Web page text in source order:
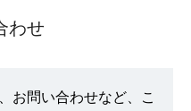
わせ
お問い合わせなど、こ